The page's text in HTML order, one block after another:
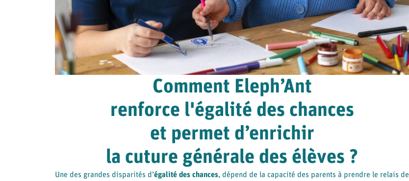
Comment Eleph’Ant
renforce l'égalité des chances
et permet d’enrichir
la cuture générale des élèves ?
Une des grandes disparités d’égalité des chances, dépend de la capacité des parents à prendre le relais de